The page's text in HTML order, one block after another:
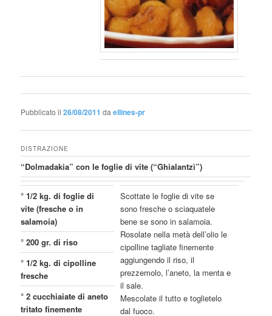
Pubblicato il26/08/2011 daellines-pr
DISTRAZIONE
“Dolmadakia” con le foglie di vite (“Ghialantzì”)
° 1/2 kg. di foglie di
vite (fresche o in
salamoia)
° 200 gr. di riso
° 1/2 kg. di cipolline
fresche
° 2 cucchiaiate di aneto
tritato finemente
Scottate le foglie di vite se
sono fresche o sciaquatele
bene se sono in salamoia.
Rosolate nella metà dell’olio le
cipolline tagliate finemente
aggiungendo il riso, il
prezzemolo, l’aneto, la menta e
il sale.
Mescolate il tutto e toglietelo
dal fuoco.